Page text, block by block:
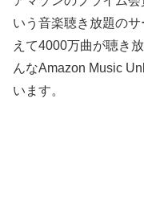
いう音楽聴き放題の
えて4000万曲が聴き
んなAmazon Music
います。